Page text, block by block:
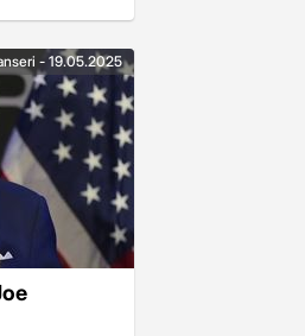
- 19.05.2025